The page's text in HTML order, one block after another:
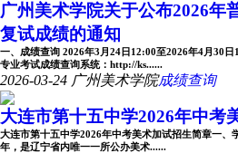
广州美术学院关于公布2026年
复试成绩的通知
一、成绩查询 2026年3月24日12:00至2026年4月30
专业考试成绩查询系统：http://ks......
2026-03-24 广州美术学院成绩查询
大连市第十五中学2026年中考
大连市第十五中学2026年中考美术加试招生简章一、
年，是辽宁省内唯一一所公办美术......